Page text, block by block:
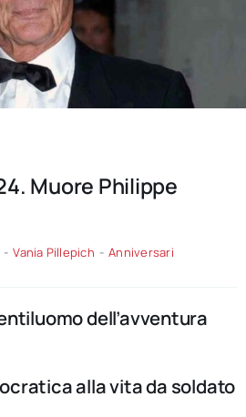
Muore Philippe
- Vania Pillepich - Anniversari
dell’avventura
alla vita da soldato